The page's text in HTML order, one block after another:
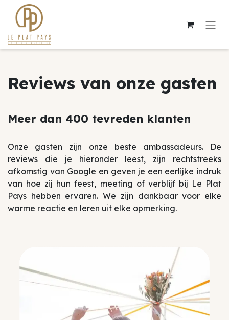
Reviews van onze gasten
Meer dan 400 tevreden klanten
Onze gasten zijn onze beste ambassadeurs. De
reviews die je hieronder leest, zijn rechtstreeks
afkomstig van Google en geven je een eerlijke indruk
van hoe zij hun feest, meeting of verblijf bij Le Plat
Pays hebben ervaren. We zijn dankbaar voor elke
warme reactie en leren uit elke opmerking.